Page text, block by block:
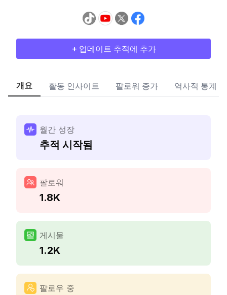
+ 업데이트 추적에 추가
개요 활동 인사이트 팔로워 증가 역사적 통계
월간 성장
추적 시작됨
팔로워
1.8K
게시물
1.2K
팔로우 중